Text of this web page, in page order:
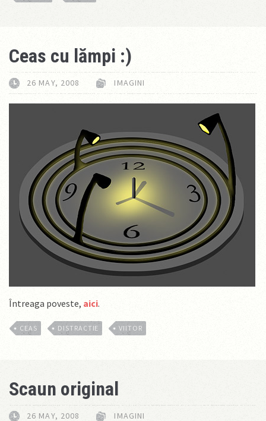
Ceas cu lămpi :)
26 MAY, 2008 IMAGINI
Întreaga poveste, aici.
CEAS DISTRACTIE VIITOR
Scaun original
26 MAY, 2008 IMAGINI